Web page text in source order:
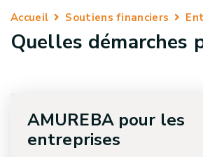
Accueil Soutiens financiers
Quelles démarches
AMUREBA pour les
entreprises